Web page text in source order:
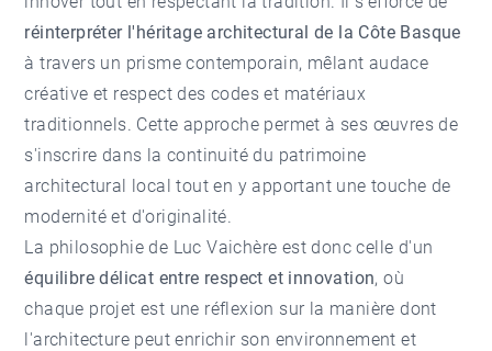
réinterpréter l'héritage architectural de la Côte Basque
à travers un prisme contemporain, mêlant audace
créative et respect des codes et matériaux
traditionnels. Cette approche permet à ses œuvres de
s'inscrire dans la continuité du patrimoine
architectural local tout en y apportant une touche de
modernité et d'originalité.
La philosophie de Luc Vaichère est donc celle d'un
équilibre délicat entre respect et innovation, où
chaque projet est une réflexion sur la manière dont
l'architecture peut enrichir son environnement et